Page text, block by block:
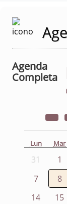
Agenda
Completa
Lun Mar
31 1
7
8
14
15